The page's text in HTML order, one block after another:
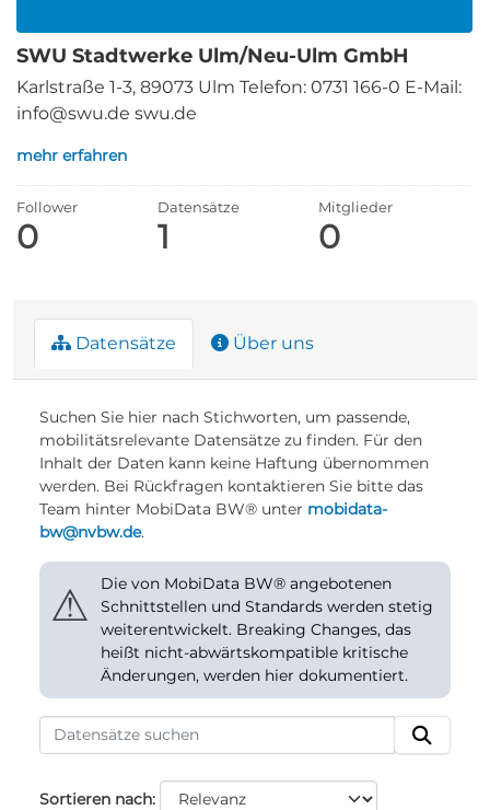
SWU Stadtwerke Ulm/Neu-Ulm GmbH
Karlstraße 1-3, 89073 Ulm Telefon: 0731 166-0 E-Mail:
info@swu.de swu.de
mehr erfahren
Follower
0
Datensätze
1
Mitglieder
0
Datensätze Über uns
Suchen Sie hier nach Stichworten, um passende,
mobilitätsrelevante Datensätze zu finden. Für den
Inhalt der Daten kann keine Haftung übernommen
werden. Bei Rückfragen kontaktieren Sie bitte das
Team hinter MobiData BW® unter mobidata-
bw@nvbw.de.
⚠
Die von MobiData BW® angebotenen
Schnittstellen und Standards werden stetig
weiterentwickelt. Breaking Changes, das
heißt nicht-abwärtskompatible kritische
Änderungen, werden hier dokumentiert.
Sortieren nach